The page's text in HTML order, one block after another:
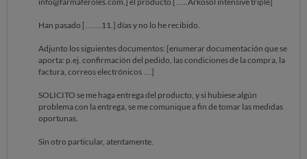
Han pasado [……11.] días y no lo he recibido.
Adjunto los siguientes documentos: [enumerar documentación que se
aporta: p.ej. confirmación del pedido, las condiciones de la compra, la
factura, correos electrónicos …]
SOLICITO se me haga entrega del producto, y si hubiese algún
problema con la entrega, se me comunique a fin de tomar las medidas
oportunas.
Sin otro particular, atentamente.